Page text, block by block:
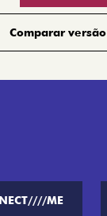
Comparar versão
ME